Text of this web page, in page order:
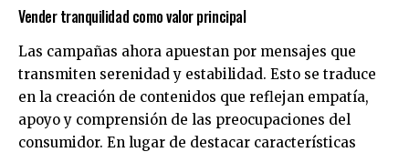
Vender tranquilidad como valor principal
Las campañas ahora apuestan por mensajes que
transmiten serenidad y estabilidad. Esto se traduce
en la creación de contenidos que reflejan empatía,
apoyo y comprensión de las preocupaciones del
consumidor. En lugar de destacar características